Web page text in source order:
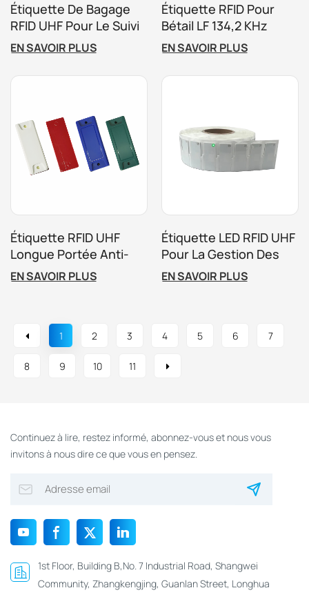
Étiquette De Bagage
RFID UHF Pour Le Suivi
Dans Les Aéroports Et
Les Compagnies
Aériennes
EN SAVOIR PLUS
Étiquette RFID Pour
Bétail LF 134,2 KHz
ISO11784/11785
EN SAVOIR PLUS
Étiquette RFID UHF
Longue Portée Anti-
Métal Pour Le Suivi Des
Actifs
EN SAVOIR PLUS
Étiquette LED RFID UHF
Pour La Gestion Des
Actifs Locatifs
EN SAVOIR PLUS
1 2 3 4 5 6 7
8 9 10 11
Continuez à lire, restez informé, abonnez-vous et nous vous
invitons à nous dire ce que vous en pensez.
1st Floor, Building B,No. 7 Industrial Road, Shangwei
Community, Zhangkengjing, Guanlan Street, Longhua